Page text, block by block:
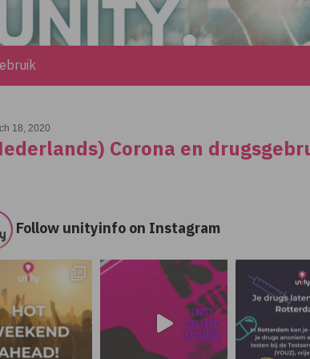
18, 2020
Corona en
Follow unityinfo on Instagram